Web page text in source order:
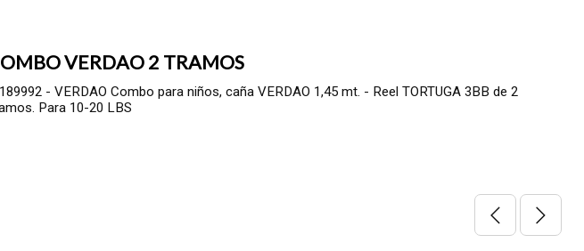
VERDAO 2 TRAMOS
- VERDAO Combo para niños, caña VERDAO 1,45 mt. - Reel TORTUGA 3BB de 2
Para 10-20 LBS